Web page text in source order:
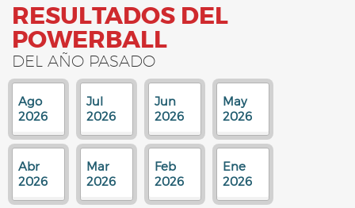
RESULTADOS DEL
POWERBALL
DEL AÑO PASADO
Ago
2026
Jul
2026
Jun
2026
May
2026
Abr
2026
Mar
2026
Feb
2026
Ene
2026